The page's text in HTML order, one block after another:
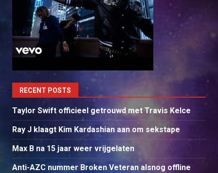
RECENT POSTS
Taylor Swift officieel getrouwd met Travis Kelce
Ray J klaagt Kim Kardashian aan om sekstape
Max B na 15 jaar weer vrijgelaten
Anti-AZC nummer Broken Veteran alsnog offline